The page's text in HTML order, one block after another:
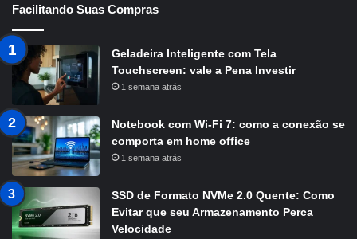
Facilitando Suas Compras
Geladeira Inteligente com Tela
Touchscreen: vale a Pena Investir
1 semana atrás
Notebook com Wi-Fi 7: como a conexão se
comporta em home office
1 semana atrás
SSD de Formato NVMe 2.0 Quente: Como
Evitar que seu Armazenamento Perca
Velocidade